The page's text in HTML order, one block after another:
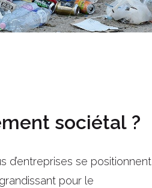
sociétal ?
d’entreprises se positionnent
pour le